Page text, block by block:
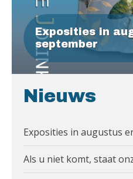
Exposities in
september
Nieuws
Exposities in augustus
Als u niet komt, staat